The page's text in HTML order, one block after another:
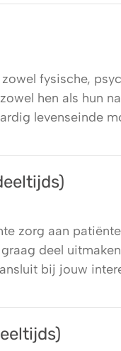
fysische,
hen als hun
levenseinde
zorg aan
deel
bij jouw